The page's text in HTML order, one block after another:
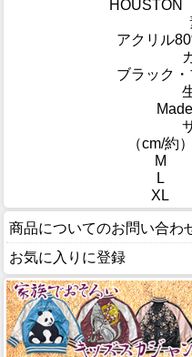
HOUSTON
アクリル
ブラック
（cm/約）
M
L
XL
商品についてのお問い合わ
お気に入りに登録